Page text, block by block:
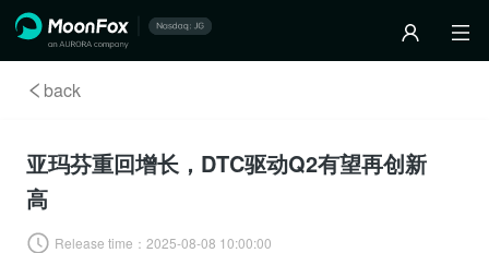
back
亚玛芬重回增长，DTC驱动Q2有望再创新
高
Release time： 2025-08-08 10:00:00